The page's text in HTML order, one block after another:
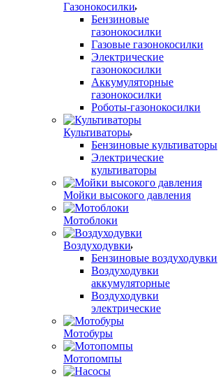
Газонокосилки
Бензиновые
газонокосилки
Газовые газонокосилки
Электрические
газонокосилки
Аккумуляторные
газонокосилки
Роботы-газонокосилки
Культиваторы
Бензиновые культиваторы
Электрические
культиваторы
Мойки высокого давления
Мотоблоки
Воздуходувки
Бензиновые воздуходувки
Воздуходувки
аккумуляторные
Воздуходувки
электрические
Мотобуры
Мотопомпы